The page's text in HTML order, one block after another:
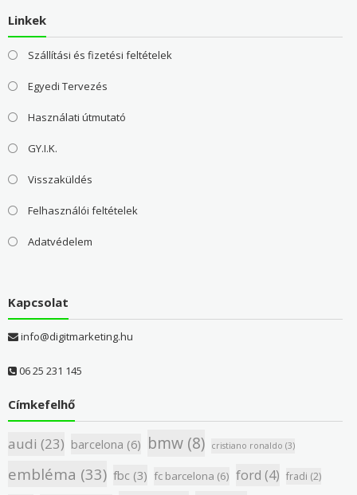
Linkek
Szállítási és fizetési feltételek
Egyedi Tervezés
Használati útmutató
GY.I.K.
Visszaküldés
Felhasználói feltételek
Adatvédelem
Kapcsolat
info@digitmarketing.hu
06 25 231 145
Címkefelhő
audi (23) barcelona (6) bmw(8) cristiano ronaldo (3)
embléma (33) fbc (3) fc barcelona (6) ford (4) fradi (2)